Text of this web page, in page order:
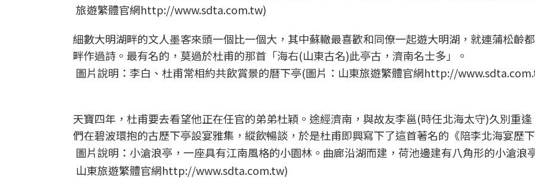
旅遊繁體官網http://www.sdta.com.tw)
細數大明湖畔的文人墨客來頭一個比一個大，其中蘇轍最喜歡和同僚一起遊大明湖，就連蒲松齡
畔作過詩。最有名的，莫過於杜甫的那首「海右(山東古名)此亭古，濟南名士多」。
圖片說明：李白、杜甫常相約共飲賞景的曆下亭(圖片：山東旅遊繁體官網http://
天寶四年，杜甫要去看望他正在任官的弟弟杜穎。途經濟南，與故友李邕(時任北海太守)久別重
們在碧波環抱的古歷下亭設宴雅集，縱飲暢談，於是杜甫即興寫下了這首著名的《陪李北海宴歷下
圖片說明：小滄浪亭，一座具有江南風格的小園林。曲廊沿湖而建，荷池邊建有八角形的小滄浪
山東旅遊繁體官網http://www.sdta.com.tw)